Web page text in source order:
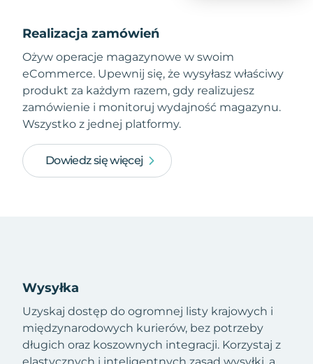
Realizacja zamówień
Ożyw operacje magazynowe w swoim
eCommerce. Upewnij się, że wysyłasz właściwy
produkt za każdym razem, gdy realizujesz
zamówienie i monitoruj wydajność magazynu.
Wszystko z jednej platformy.
Dowiedz się więcej
Wysyłka
Uzyskaj dostęp do ogromnej listy krajowych i
międzynarodowych kurierów, bez potrzeby
długich oraz koszownych integracji. Korzystaj z